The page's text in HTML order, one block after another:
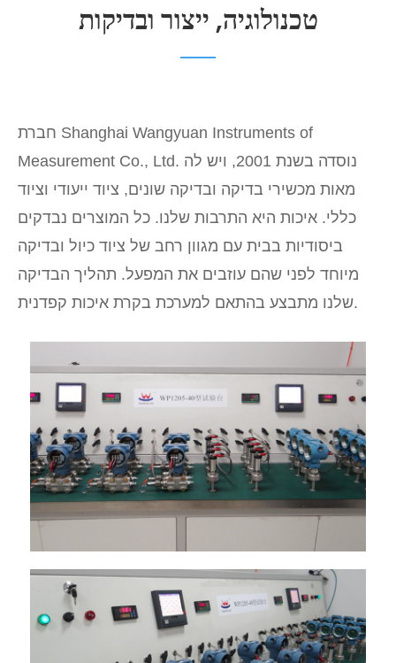
טכנולוגיה, ייצור ובדיקות
חברת Shanghai Wangyuan Instruments of
Measurement Co., Ltd. נוסדה בשנת 2001, ויש לה
מאות מכשירי בדיקה ובדיקה שונים, ציוד ייעודי וציוד
כללי. איכות היא התרבות שלנו. כל המוצרים נבדקים
ביסודיות בבית עם מגוון רחב של ציוד כיול ובדיקה
מיוחד לפני שהם עוזבים את המפעל. תהליך הבדיקה
שלנו מתבצע בהתאם למערכת בקרת איכות קפדנית.